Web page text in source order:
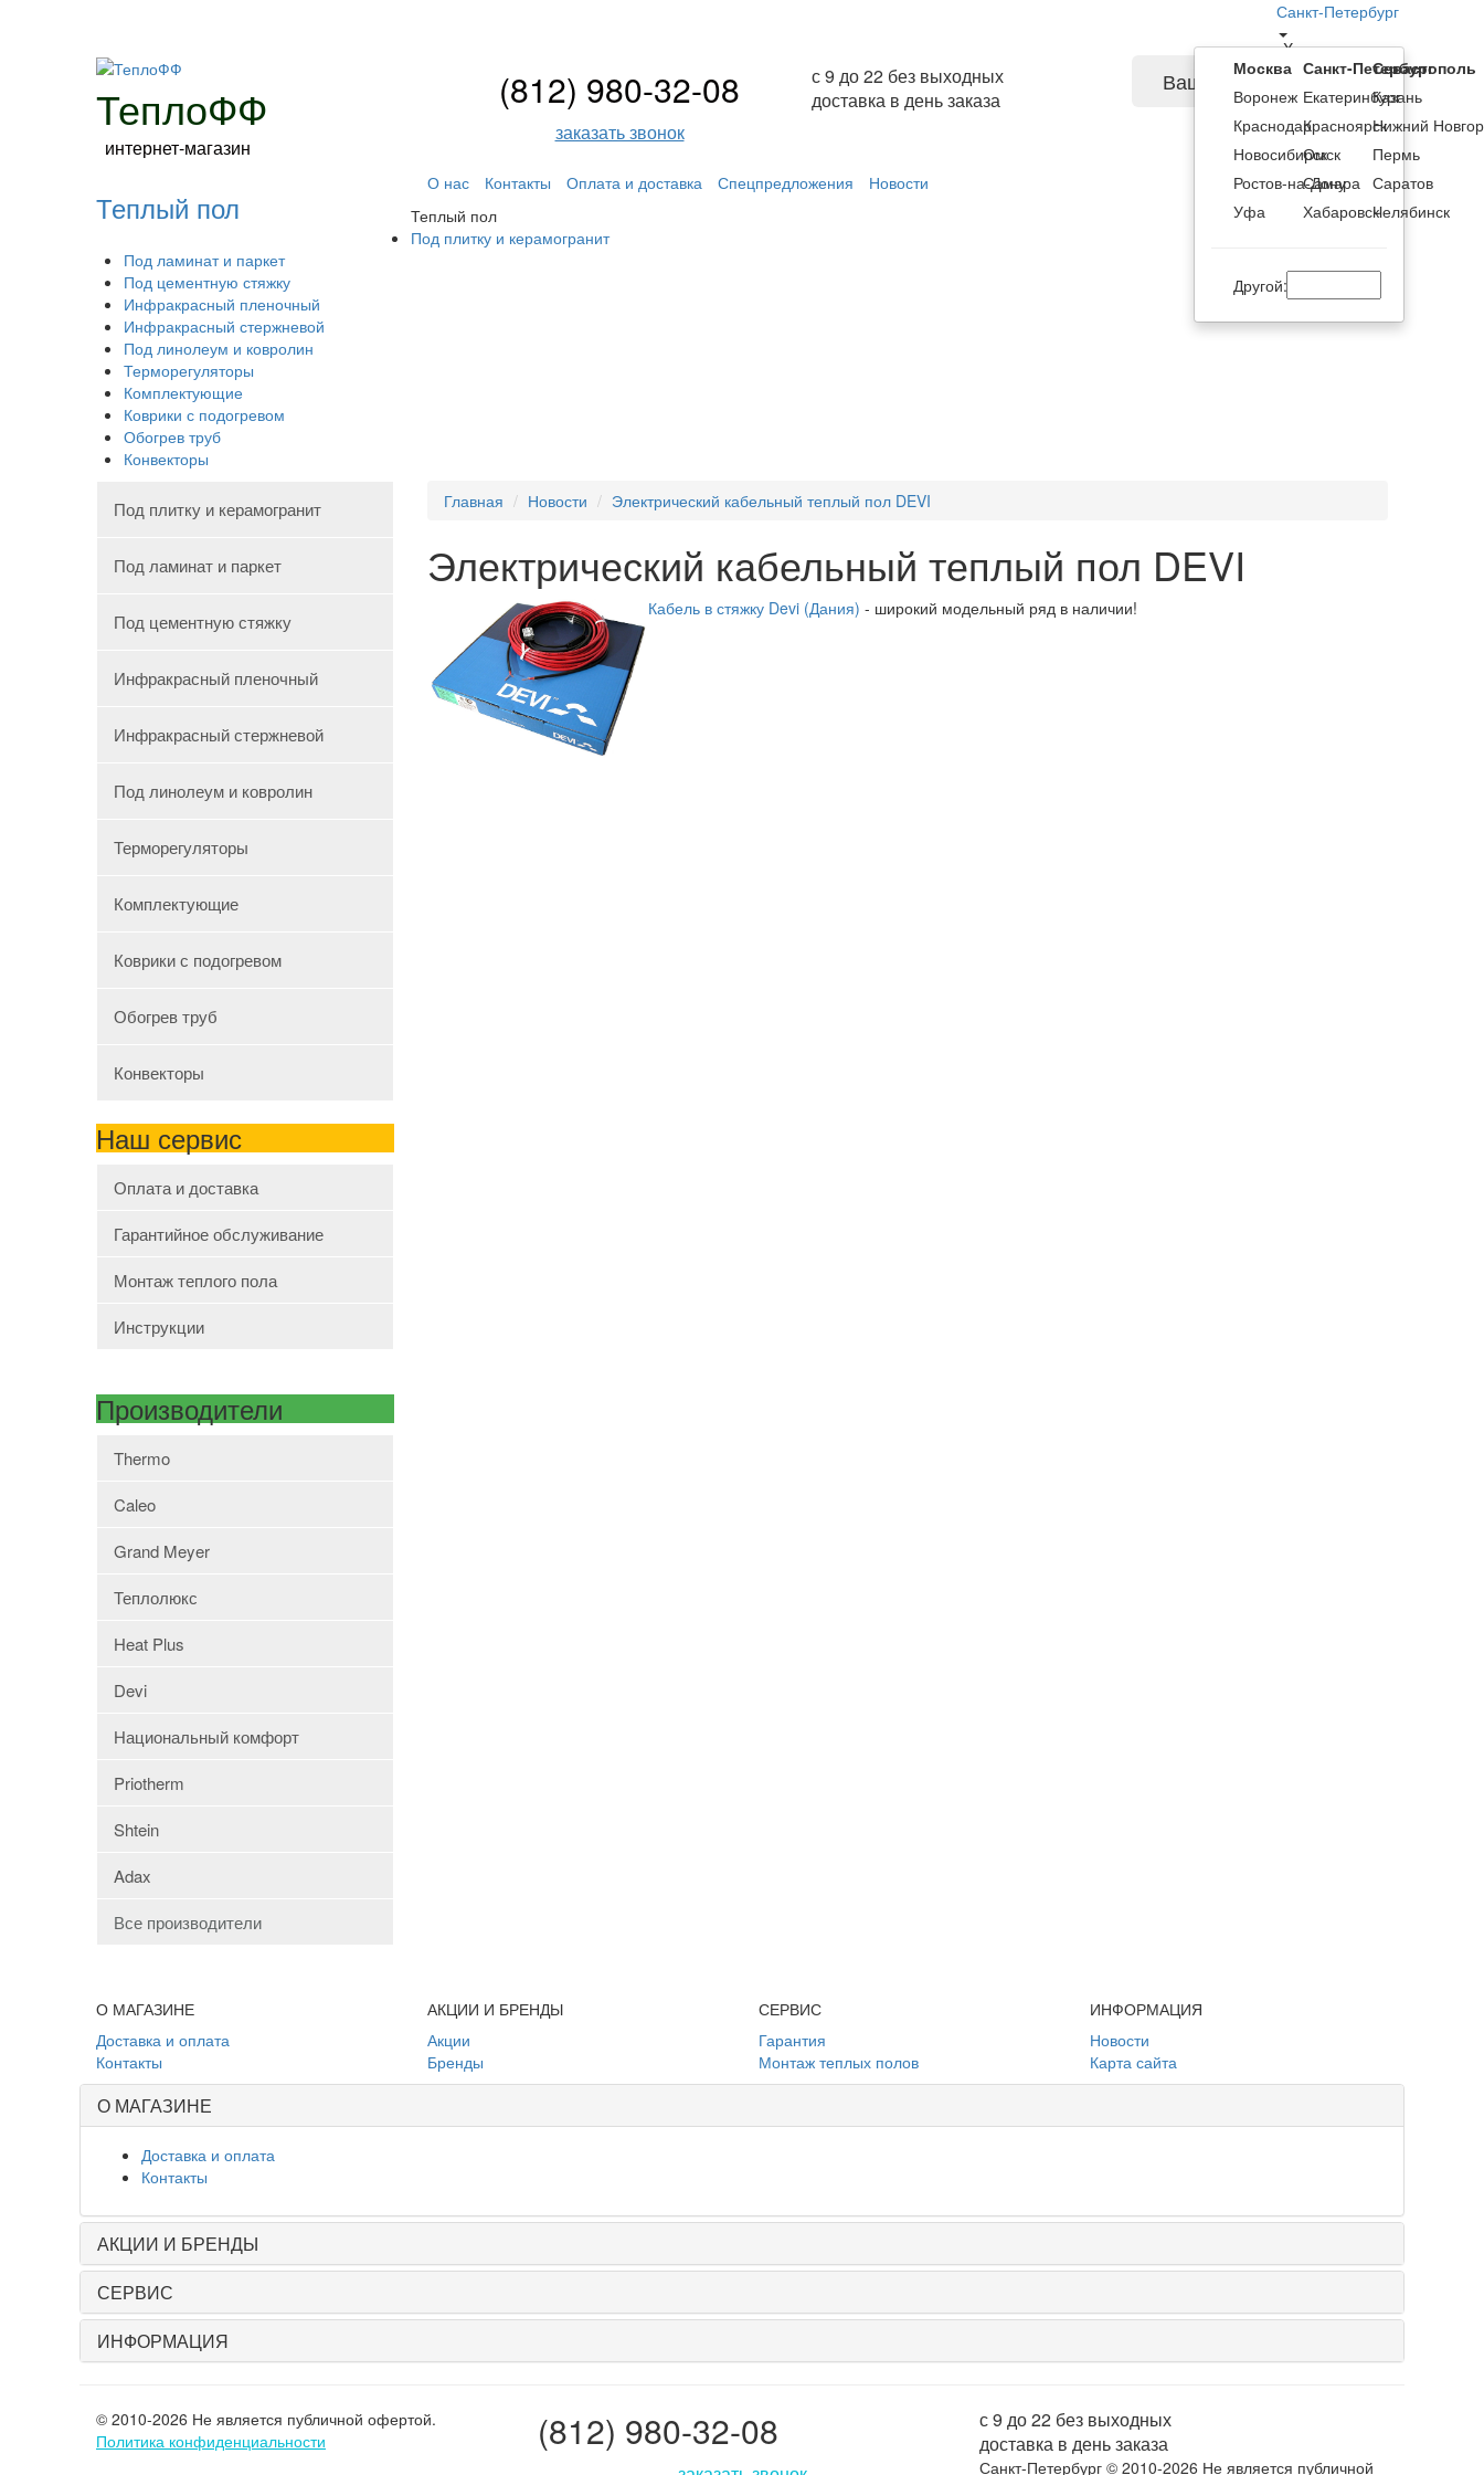
Санкт-Петербург
X
Москва Санкт-Петербург
Севастополь
Воронеж Екатеринбург
Казань
КраснодарКрасноярскНижний
Новосибирск
Омск
Пермь
Ростов-на-Дону
Самара Саратов
Уфа
ХабаровскЧелябинск
Другой:
ТеплоФФ
интернет-магазин
(812) 980-32-08
заказать звонок
с 9 до 22 без выходных
доставка в день заказа
Ваша корзина
Теплый пол
О нас Контакты Оплата и доставка Спецпредложения
Новости
Теплый пол
Под плитку и керамогранит
Под ламинат и паркет
Под цементную стяжку
Инфракрасный пленочный
Инфракрасный стержневой
Под линолеум и ковролин
Терморегуляторы
Комплектующие
Коврики с подогревом
Обогрев труб
Конвекторы
Под плитку и керамогранит
Под ламинат и паркет
Под цементную стяжку
Инфракрасный пленочный
Инфракрасный стержневой
Под линолеум и ковролин
Терморегуляторы
Комплектующие
Коврики с подогревом
Обогрев труб
Конвекторы
Наш сервис
Оплата и доставка
Гарантийное обслуживание
Монтаж теплого пола
Инструкции
Производители
Thermo
Caleo
Grand Meyer
Теплолюкс
Heat Plus
Devi
Национальный комфорт
Priotherm
Shtein
Adax
Все производители
Главная Новости Электрический кабельный теплый пол DEVI
Электрический кабельный теплый пол DEVI
Кабель в стяжку Devi (Дания) - широкий модельный ряд в наличии!
О МАГАЗИНЕ
Доставка и оплата
Контакты
АКЦИИ И БРЕНДЫ
Акции
Бренды
СЕРВИС
Гарантия
Монтаж теплых полов
ИНФОРМАЦИЯ
Новости
Карта сайта
О МАГАЗИНЕ
Доставка и оплата
Контакты
АКЦИИ И БРЕНДЫ
СЕРВИС
ИНФОРМАЦИЯ
© 2010-2026 Не является публичной офертой.
Политика конфиденциальности
(812) 980-32-08
с 9 до 22 без выходных
доставка в день заказа
Санкт-Петербург © 2010-2026 Не является публичной